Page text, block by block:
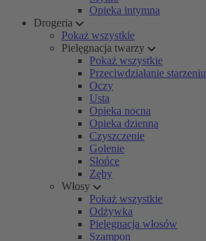
Opieka intymna
Drogeria
Pokaż wszystkie
Pielęgnacja twarzy
Pokaż wszystkie
Przeciwdziałanie starzeniu
Oczy
Usta
Opieka nocna
Opieka dzienna
Czyszczenie
Golenie
Słońce
Zęby
Włosy
Pokaż wszystkie
Odżywka
Pielęgnacja włosów
Szampon